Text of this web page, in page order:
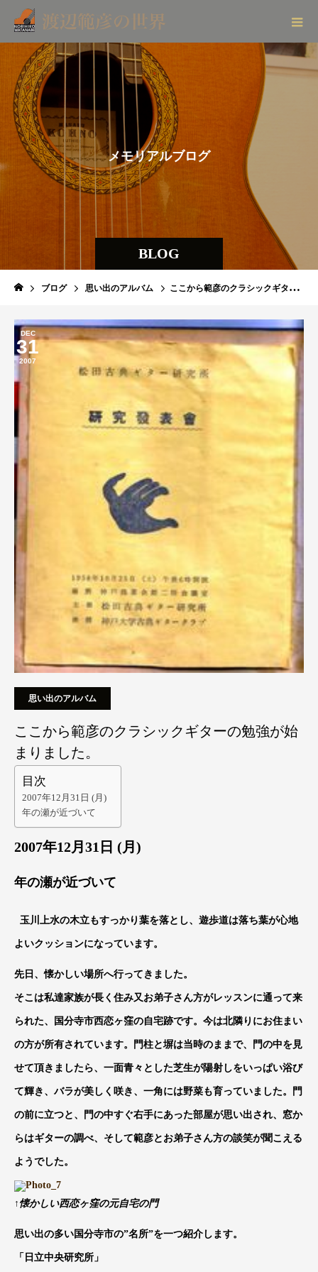
BLOG
メモリアルブログ
ブログ 思い出のアルバム ここから範彦のクラシックギターの勉強が始まりました。
DEC
31
2007
思い出のアルバム
ここから範彦のクラシックギターの勉強が始
まりました。
目次
2007年12月31日 (月)
年の瀬が近づいて
2007年12月31日 (月)
年の瀬が近づいて
玉川上水の木立もすっかり葉を落とし、遊歩道は落ち葉が心地
よいクッションになっています。
先日、懐かしい場所へ行ってきました。
そこは私達家族が長く住み又お弟子さん方がレッスンに通って来
られた、国分寺市西恋ヶ窪の自宅跡です。今は北隣りにお住まい
の方が所有されています。門柱と塀は当時のままで、門の中を見
せて頂きましたら、一面青々とした芝生が陽射しをいっぱい浴び
て輝き、バラが美しく咲き、一角には野菜も育っていました。門
の前に立つと、門の中すぐ右手にあった部屋が思い出され、窓か
らはギターの調べ、そして範彦とお弟子さん方の談笑が聞こえる
ようでした。
↑懐かしい西恋ヶ窪の元自宅の門
思い出の多い国分寺市の”名所”を一つ紹介します。
「日立中央研究所」